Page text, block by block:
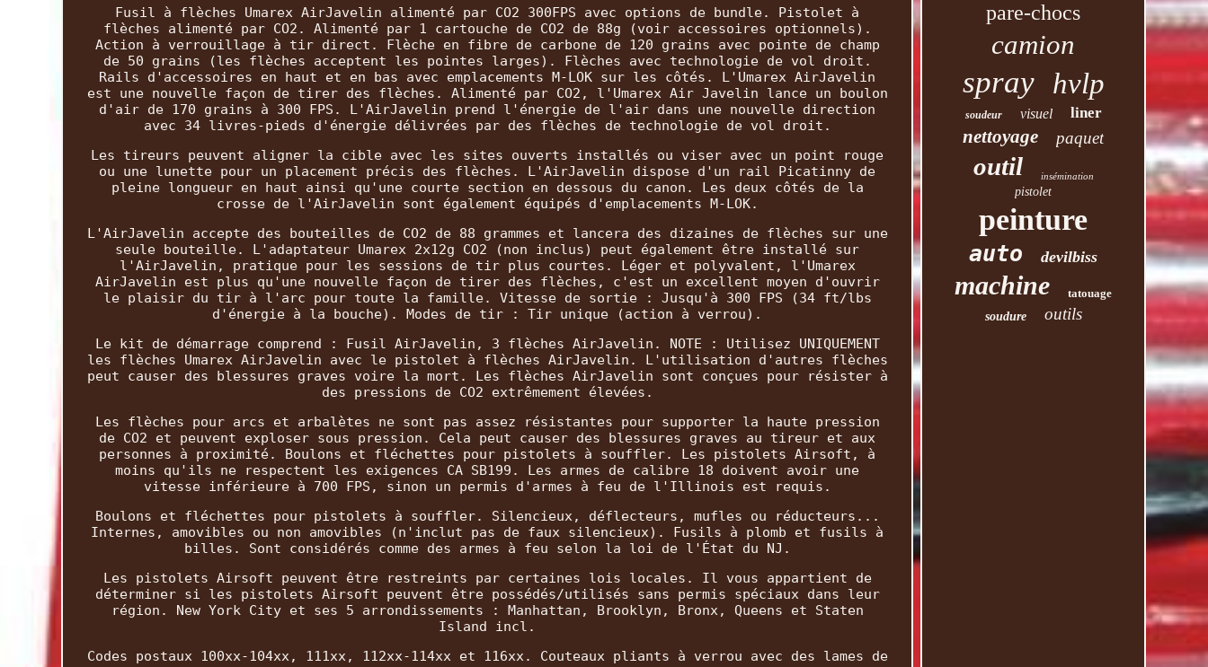
Fusil à flèches Umarex AirJavelin alimenté par CO2 300FPS avec options de bundle. Pistolet à
flèches alimenté par CO2. Alimenté par 1 cartouche de CO2 de 88g (voir accessoires optionnels).
Action à verrouillage à tir direct. Flèche en fibre de carbone de 120 grains avec pointe de champ
de 50 grains (les flèches acceptent les pointes larges). Flèches avec technologie de vol droit.
Rails d'accessoires en haut et en bas avec emplacements M-LOK sur les côtés. L'Umarex AirJavelin
est une nouvelle façon de tirer des flèches. Alimenté par CO2, l'Umarex Air Javelin lance un boulon
d'air de 170 grains à 300 FPS. L'AirJavelin prend l'énergie de l'air dans une nouvelle direction
avec 34 livres-pieds d'énergie délivrées par des flèches de technologie de vol droit.
Les tireurs peuvent aligner la cible avec les sites ouverts installés ou viser avec un point rouge
ou une lunette pour un placement précis des flèches. L'AirJavelin dispose d'un rail Picatinny de
pleine longueur en haut ainsi qu'une courte section en dessous du canon. Les deux côtés de la
crosse de l'AirJavelin sont également équipés d'emplacements M-LOK.
L'AirJavelin accepte des bouteilles de CO2 de 88 grammes et lancera des dizaines de flèches sur une
seule bouteille. L'adaptateur Umarex 2x12g CO2 (non inclus) peut également être installé sur
l'AirJavelin, pratique pour les sessions de tir plus courtes. Léger et polyvalent, l'Umarex
AirJavelin est plus qu'une nouvelle façon de tirer des flèches, c'est un excellent moyen d'ouvrir
le plaisir du tir à l'arc pour toute la famille. Vitesse de sortie : Jusqu'à 300 FPS (34 ft/lbs
d'énergie à la bouche). Modes de tir : Tir unique (action à verrou).
Le kit de démarrage comprend : Fusil AirJavelin, 3 flèches AirJavelin. NOTE : Utilisez UNIQUEMENT
les flèches Umarex AirJavelin avec le pistolet à flèches AirJavelin. L'utilisation d'autres flèches
peut causer des blessures graves voire la mort. Les flèches AirJavelin sont conçues pour résister à
des pressions de CO2 extrêmement élevées.
Les flèches pour arcs et arbalètes ne sont pas assez résistantes pour supporter la haute pression
de CO2 et peuvent exploser sous pression. Cela peut causer des blessures graves au tireur et aux
personnes à proximité. Boulons et fléchettes pour pistolets à souffler. Les pistolets Airsoft, à
moins qu'ils ne respectent les exigences CA SB199. Les armes de calibre 18 doivent avoir une
vitesse inférieure à 700 FPS, sinon un permis d'armes à feu de l'Illinois est requis.
Boulons et fléchettes pour pistolets à souffler. Silencieux, déflecteurs, mufles ou réducteurs...
Internes, amovibles ou non amovibles (n'inclut pas de faux silencieux). Fusils à plomb et fusils à
billes. Sont considérés comme des armes à feu selon la loi de l'État du NJ.
Les pistolets Airsoft peuvent être restreints par certaines lois locales. Il vous appartient de
déterminer si les pistolets Airsoft peuvent être possédés/utilisés sans permis spéciaux dans leur
région. New York City et ses 5 arrondissements : Manhattan, Brooklyn, Bronx, Queens et Staten
Island incl.
Codes postaux 100xx-104xx, 111xx, 112xx-114xx et 116xx. Couteaux pliants à verrou avec des lames de
pare-chocs
camion
spray hvlp
soudeur visuel liner
nettoyage paquet
outil insémination
pistolet
peinture
auto devilbiss
machine
tatouage
soudure
outils